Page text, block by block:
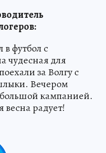
в футбол с
чудесная для
за Волгу с
Вечером
большой кампанией.
радует!